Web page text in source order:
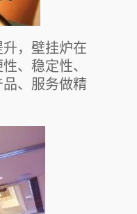
，壁挂炉在
、稳定性、
、服务做精